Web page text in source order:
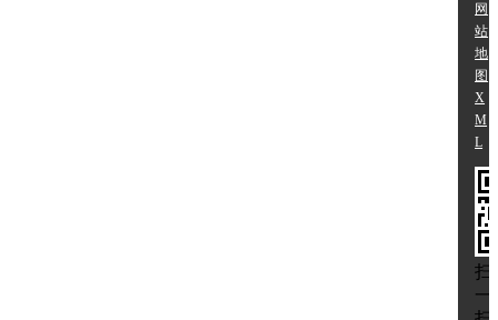
网
站
地
图
X
M
L
扫
一